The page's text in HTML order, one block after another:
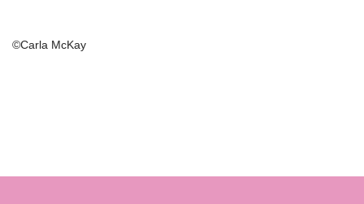
©Carla McKay